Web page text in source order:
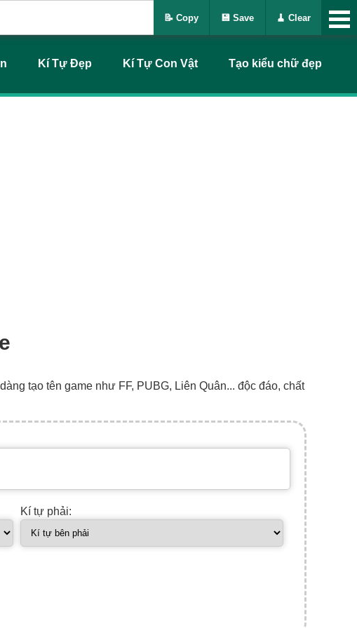
Kí Tự Đẹp Kí Tự Con Vật Tạo kiểu chữ đẹp
tạo tên game như FF, PUBG, Liên Quân... độc đáo, chất
Kí tự phải:
📝 Copy 💾 Save 🧹 Clear